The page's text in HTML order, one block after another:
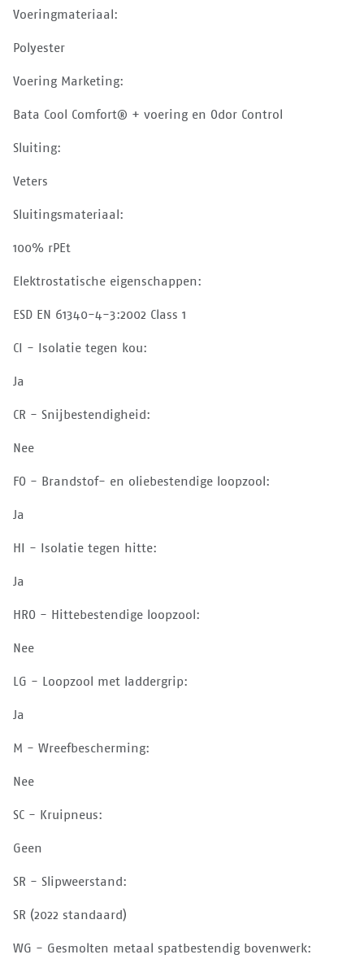
Voeringmateriaal:
Polyester
Voering Marketing:
Bata Cool Comfort® + voering en Odor Control
Sluiting:
Veters
Sluitingsmateriaal:
100% rPEt
Elektrostatische eigenschappen:
ESD EN 61340-4-3:2002 Class 1
CI - Isolatie tegen kou:
Ja
CR - Snijbestendigheid:
Nee
FO - Brandstof- en oliebestendige loopzool:
Ja
HI - Isolatie tegen hitte:
Ja
HRO - Hittebestendige loopzool:
Nee
LG - Loopzool met laddergrip:
Ja
M - Wreefbescherming:
Nee
SC - Kruipneus:
Geen
SR - Slipweerstand:
SR (2022 standaard)
WG - Gesmolten metaal spatbestendig bovenwerk: